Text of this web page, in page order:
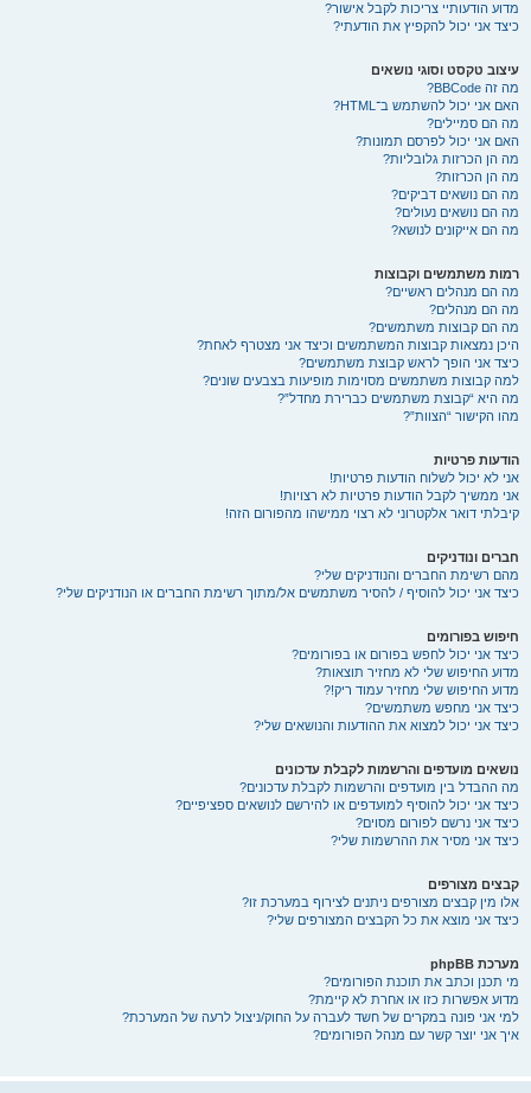
מדוע הודעותיי צריכות לקבל אישור?
כיצד אני יכול להקפיץ את הודעתי?
עיצוב טקסט וסוגי נושאים
מה זה BBCode?
האם אני יכול להשתמש ב־HTML?
מה הם סמיילים?
האם אני יכול לפרסם תמונות?
מה הן הכרזות גלובליות?
מה הן הכרזות?
מה הם נושאים דביקים?
מה הם נושאים נעולים?
מה הם אייקונים לנושא?
רמות משתמשים וקבוצות
מה הם מנהלים ראשיים?
מה הם מנהלים?
מה הם קבוצות משתמשים?
היכן נמצאות קבוצות המשתמשים וכיצד אני מצטרף לאחת?
כיצד אני הופך לראש קבוצת משתמשים?
למה קבוצות משתמשים מסוימות מופיעות בצבעים שונים?
מה היא “קבוצת משתמשים כברירת מחדל”?
מהו הקישור “הצוות”?
הודעות פרטיות
אני לא יכול לשלוח הודעות פרטיות!
אני ממשיך לקבל הודעות פרטיות לא רצויות!
קיבלתי דואר אלקטרוני לא רצוי ממישהו מהפורום הזה!
חברים ונודניקים
מהם רשימת החברים והנודניקים שלי?
כיצד אני יכול להוסיף / להסיר משתמשים אל/מתוך רשימת החברים או הנודניקים שלי?
חיפוש בפורומים
כיצד אני יכול לחפש בפורום או בפורומים?
מדוע החיפוש שלי לא מחזיר תוצאות?
מדוע החיפוש שלי מחזיר עמוד ריק!?
כיצד אני מחפש משתמשים?
כיצד אני יכול למצוא את ההודעות והנושאים שלי?
נושאים מועדפים והרשמות לקבלת עדכונים
מה ההבדל בין מועדפים והרשמות לקבלת עדכונים?
כיצד אני יכול להוסיף למועדפים או להירשם לנושאים ספציפיים?
כיצד אני נרשם לפורום מסוים?
כיצד אני מסיר את ההרשמות שלי?
קבצים מצורפים
אלו מין קבצים מצורפים ניתנים לצירוף במערכת זו?
כיצד אני מוצא את כל הקבצים המצורפים שלי?
מערכת phpBB
מי תכנן וכתב את תוכנת הפורומים?
מדוע אפשרות כזו או אחרת לא קיימת?
למי אני פונה במקרים של חשד לעברה על החוק/ניצול לרעה של המערכת?
איך אני יוצר קשר עם מנהל הפורומים?